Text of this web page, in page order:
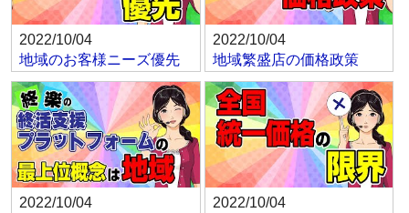
2022/10/04
地域のお客様ニーズ優先
2022/10/04
地域繁盛店の価格政策
2022/10/04
2022/10/04